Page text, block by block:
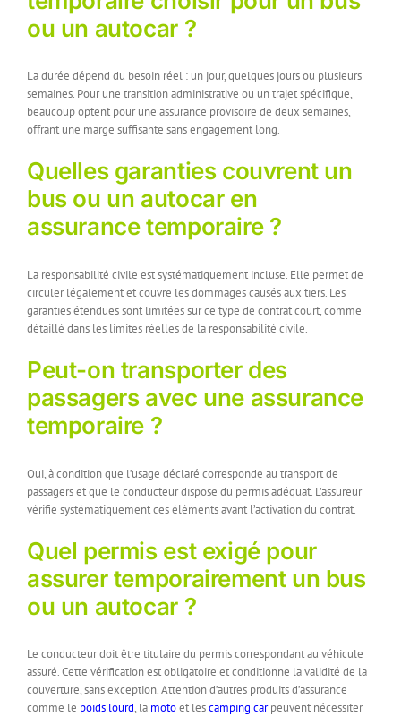
ou un autocar ?
La durée dépend du besoin réel : un jour, quelques jours ou plusieurs
semaines. Pour une transition administrative ou un trajet spécifique,
beaucoup optent pour une assurance provisoire de deux semaines,
offrant une marge suffisante sans engagement long.
Quelles garanties couvrent un
bus ou un autocar en
assurance temporaire ?
La responsabilité civile est systématiquement incluse. Elle permet de
circuler légalement et couvre les dommages causés aux tiers. Les
garanties étendues sont limitées sur ce type de contrat court, comme
détaillé dans les limites réelles de la responsabilité civile.
Peut-on transporter des
passagers avec une assurance
temporaire ?
Oui, à condition que l’usage déclaré corresponde au transport de
passagers et que le conducteur dispose du permis adéquat. L’assureur
vérifie systématiquement ces éléments avant l’activation du contrat.
Quel permis est exigé pour
assurer temporairement un bus
ou un autocar ?
Le conducteur doit être titulaire du permis correspondant au véhicule
assuré. Cette vérification est obligatoire et conditionne la validité de la
couverture, sans exception. Attention d’autres produits d’assurance
comme le poids lourd, la motoet lescamping carpeuvent nécessiter